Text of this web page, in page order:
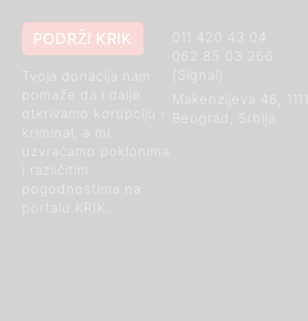
011 420 43 04
Makenzijeva 46, 11111
PODRŽI KRIK
otkrivamo korupciju i
kriminal, a mi
uzvraćamo poklonima
i različitim
pogodnostima na
portalu KRIK.